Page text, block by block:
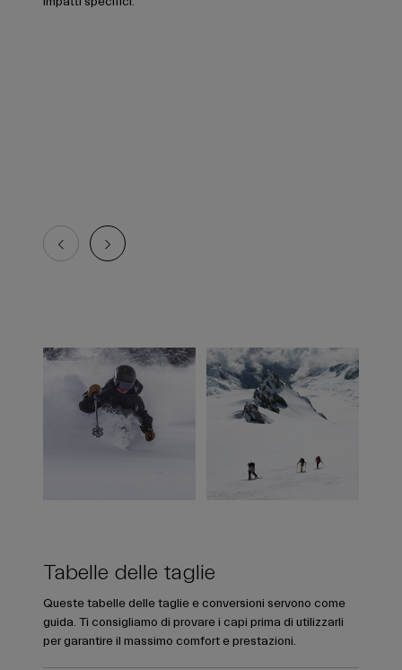
Tabelle delle taglie
Queste tabelle delle taglie e conversioni servono come
guida. Ti consigliamo di provare i capi prima di utilizzarli
per garantire il massimo comfort e prestazioni.